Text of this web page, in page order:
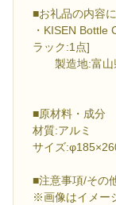
■お礼品の内容
・KISEN Bottle
ラック:1点]
製造地:富山
■原材料・成分
材質:アルミ
サイズ
■注意事項/その
※画像はイメー